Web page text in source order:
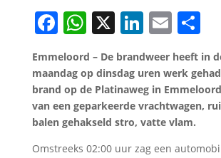
Facebook
WhatsApp
X LinkedIn
Email
Emmeloord – De brandweer heeft in
maandag op dinsdag uren werk
brand op de Platinaweg in
van een geparkeerde vrachtwagen,
balen gehakseld stro, vatte vlam.
Omstreeks 02:00 uur zag een